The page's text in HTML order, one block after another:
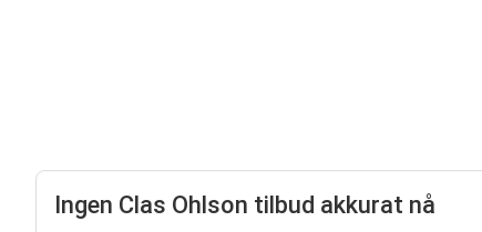
Ingen Clas Ohlson tilbud akkurat nå